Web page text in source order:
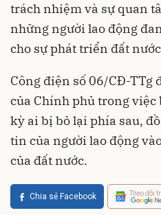
trách nhiệm và sự quan
những người lao động
cho sự phát triển đất
Công điện số 06/CĐ-TTg
của Chính phủ trong việc
kỳ ai bị bỏ lại phía sau,
tin của người lao động
của đất nước.
Chia sẻ Facebook Theo dõi